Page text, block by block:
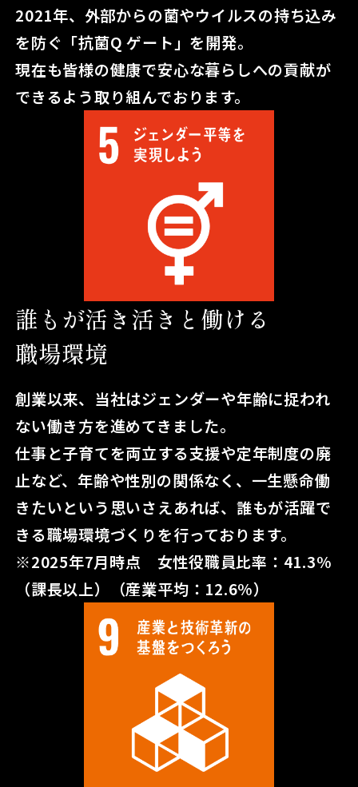
2021年、外部からの菌やウイルスの持ち込み
を防ぐ「抗菌Q ゲート」を開発。
現在も皆様の健康で安心な暮らしへの貢献が
できるよう取り組んでおります。
誰もが活き活きと働ける
職場環境
創業以来、当社はジェンダーや年齢に捉われ
ない働き方を進めてきました。
仕事と子育てを両立する支援や定年制度の廃
止など、年齢や性別の関係なく、 一生懸命働
きたいという思いさえあれば、誰もが活躍で
きる職場環境づくりを行っております。
※2025年7月時点 女性役職員比率：41.3%
（課長以上）（産業平均：12.6%）